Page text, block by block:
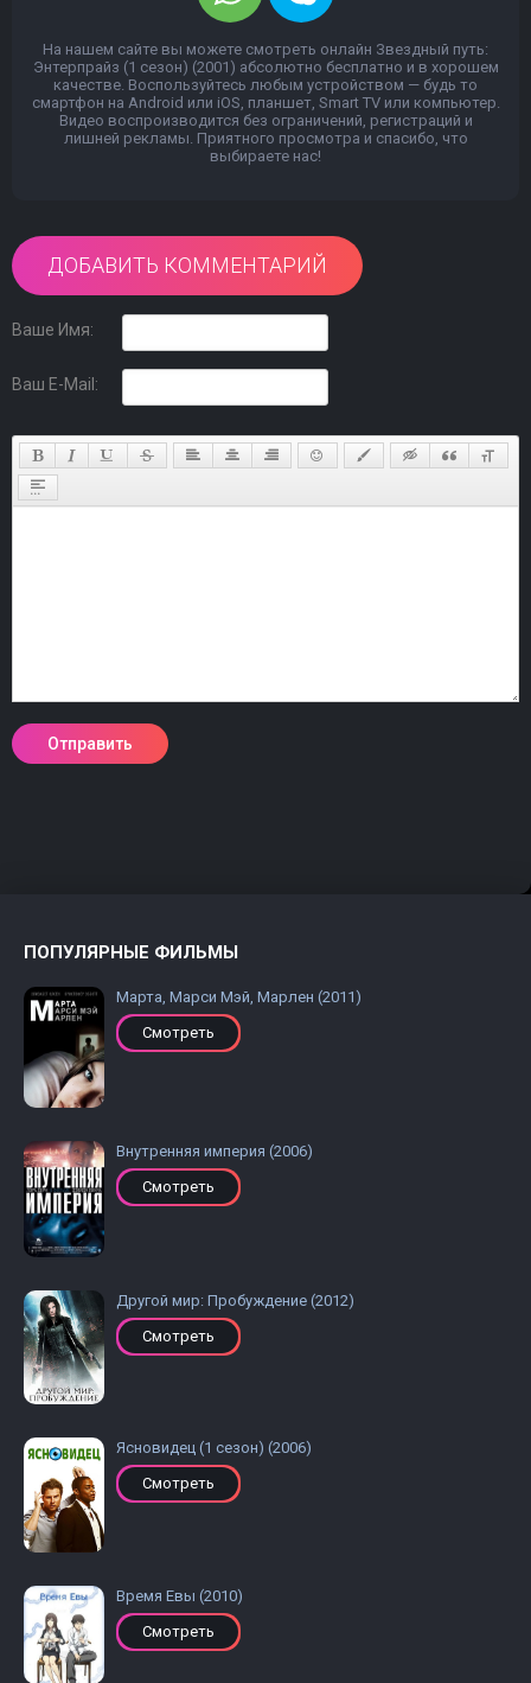
ПОПУЛЯРНЫЕ ФИЛЬМЫ
Марта, Марси Мэй, Марлен (2011)
Смотреть
Внутренняя империя (2006)
Смотреть
Другой мир: Пробуждение (2012)
Смотреть
Ясновидец (1 сезон) (2006)
Смотреть
Время Евы (2010)
Смотреть
На нашем сайте вы можете смотреть онлайн Звездный путь:
Энтерпрайз (1 сезон) (2001) абсолютно бесплатно и в хорошем
качестве. Воспользуйтесь любым устройством — будь то
смартфон на Android или iOS, планшет, Smart TV или компьютер.
Видео воспроизводится без ограничений, регистраций и
лишней рекламы. Приятного просмотра и спасибо, что
выбираете нас!
ДОБАВИТЬ КОММЕНТАРИЙ
Ваше Имя:
Ваш E-Mail: